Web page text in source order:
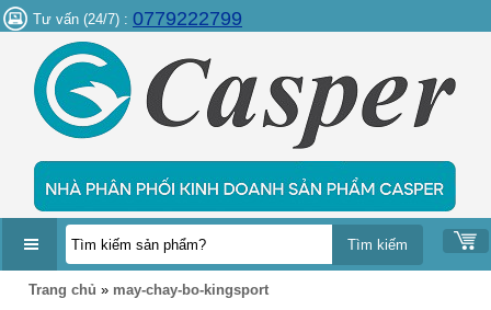
Tư vấn (24/7) : 0779222799
DANH
Trang chủ » may-chay-bo-kingsport